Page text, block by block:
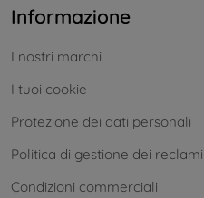
Informazione
I nostri marchi
I tuoi cookie
Protezione dei dati personali
Politica di gestione dei reclami
Condizioni commerciali